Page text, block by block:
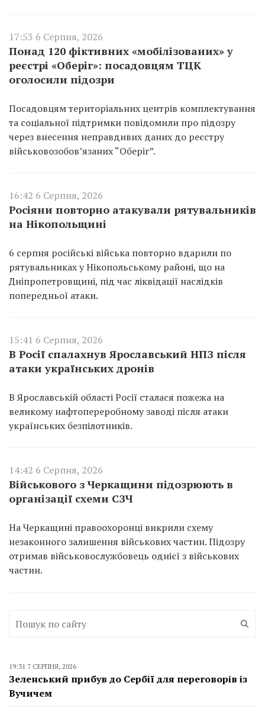
17:53 6 Серпня, 2026
Понад 120 фіктивних «мобілізованих» у
реєстрі «Оберіг»: посадовцям ТЦК
оголосили підозри
Посадовцям територіальних центрів комплектування
та соціальної підтримки повідомили про підозру
через внесення неправдивих даних до реєстру
військовозобов’язаних “Оберіг”.
16:42 6 Серпня, 2026
Росіяни повторно атакували рятувальників
на Нікопольщині
6 серпня російські війська повторно вдарили по
рятувальниках у Нікопольському районі, що на
Дніпропетровщині, під час ліквідації наслідків
попередньої атаки.
15:41 6 Серпня, 2026
В Росії спалахнув Ярославський НПЗ після
атаки українських дронів
В Ярославській області Росії сталася пожежа на
великому нафтопереробному заводі після атаки
українських безпілотників.
14:42 6 Серпня, 2026
Військового з Черкащини підозрюють в
організації схеми СЗЧ
На Черкащині правоохоронці викрили схему
незаконного залишення військових частин. Підозру
отримав військовослужбовець однієї з військових
частин.
19:31 7 СЕРПНЯ, 2026
Зеленський прибув до Сербії для переговорів із
Вучичем